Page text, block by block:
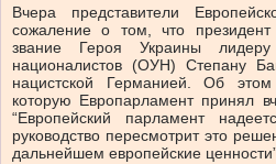
Вчера представители
сожаление о том, что
звание Героя Украины лидеру
националистов (ОУН) Степану
нацистской Германией. Об
которую Европарламент принял
“Европейский парламент
руководство пересмотрит это
дальнейшем европейские